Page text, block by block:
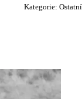
Kategorie: Ostatní